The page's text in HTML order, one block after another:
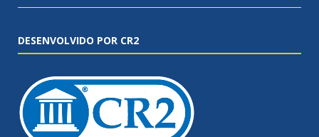
DESENVOLVIDO POR CR2